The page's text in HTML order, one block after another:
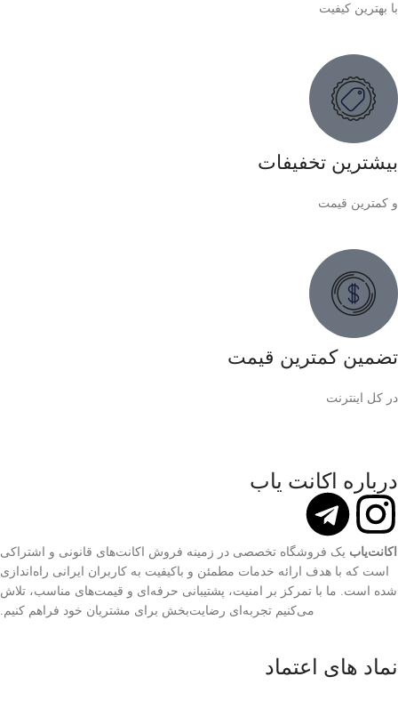
با بهترین کیفیت
بیشترین تخفیفات
و کمترین قیمت
تضمین کمترین قیمت
در کل اینترنت
درباره اکانت یاب
اکانت‌یاب یک فروشگاه تخصصی در زمینه فروش اکانت‌های قانونی و اشتراکی
است که با هدف ارائه خدمات مطمئن و باکیفیت به کاربران ایرانی راه‌اندازی
شده است. ما با تمرکز بر امنیت، پشتیبانی حرفه‌ای و قیمت‌های مناسب، تلاش
می‌کنیم تجربه‌ای رضایت‌بخش برای مشتریان خود فراهم کنیم.
نماد های اعتماد